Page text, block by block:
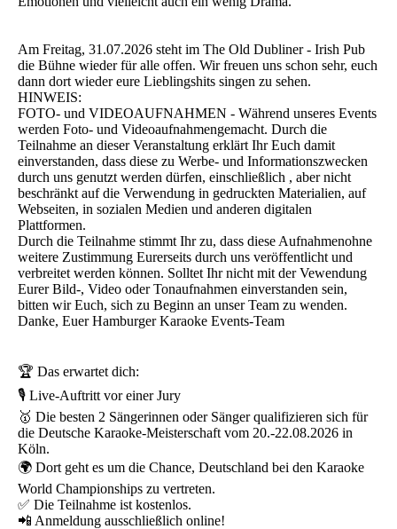
Am Freitag, 31.07.2026 steht im The Old Dubliner - Irish Pub
die Bühne wieder für alle offen. Wir freuen uns schon sehr, euch
dann dort wieder eure Lieblingshits singen zu sehen.
HINWEIS:
FOTO- und VIDEOAUFNAHMEN - Während unseres Events
werden Foto- und Videoaufnahmengemacht. Durch die
Teilnahme an dieser Veranstaltung erklärt Ihr Euch damit
einverstanden, dass diese zu Werbe- und Informationszwecken
durch uns genutzt werden dürfen, einschließlich , aber nicht
beschränkt auf die Verwendung in gedruckten Materialien, auf
Webseiten, in sozialen Medien und anderen digitalen
Plattformen.
Durch die Teilnahme stimmt Ihr zu, dass diese Aufnahmenohne
weitere Zustimmung Eurerseits durch uns veröffentlicht und
verbreitet werden können. Solltet Ihr nicht mit der Vewendung
Eurer Bild-, Video oder Tonaufnahmen einverstanden sein,
bitten wir Euch, sich zu Beginn an unser Team zu wenden.
Danke, Euer Hamburger Karaoke Events-Team
🏆 Das erwartet dich:
🎙️ Live-Auftritt vor einer Jury
🥇 Die besten 2 Sängerinnen oder Sänger qualifizieren sich für
die Deutsche Karaoke-Meisterschaft vom 20.-22.08.2026 in
Köln.
🌍 Dort geht es um die Chance, Deutschland bei den Karaoke
World Championships zu vertreten.
✅ Die Teilnahme ist kostenlos.
📲 Anmeldung ausschließlich online!